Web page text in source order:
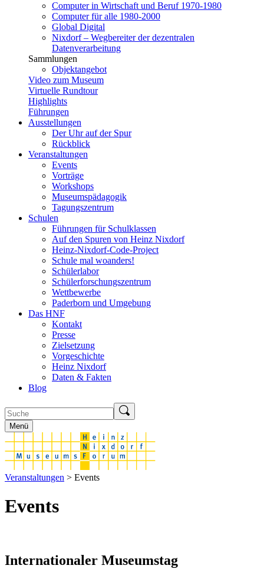
Computer in Wirtschaft und Beruf 1970-1980
Computer für alle 1980-2000
Global Digital
Nixdorf – Wegbereiter der dezentralen
Datenverarbeitung
Sammlungen
Objektangebot
Video zum Museum
Virtuelle Rundtour
Highlights
Führungen
Ausstellungen
Der Uhr auf der Spur
Rückblick
Veranstaltungen
Events
Vorträge
Workshops
Museumspädagogik
Tagungszentrum
Schulen
Führungen für Schulklassen
Auf den Spuren von Heinz Nixdorf
Heinz-Nixdorf-Code-Project
Schule mal woanders!
Schülerlabor
Schülerforschungszentrum
Wettbewerbe
Paderborn und Umgebung
Das HNF
Kontakt
Presse
Zielsetzung
Vorgeschichte
Heinz Nixdorf
Daten & Fakten
Blog
Menü
Veranstaltungen > Events
Events
Internationaler Museumstag